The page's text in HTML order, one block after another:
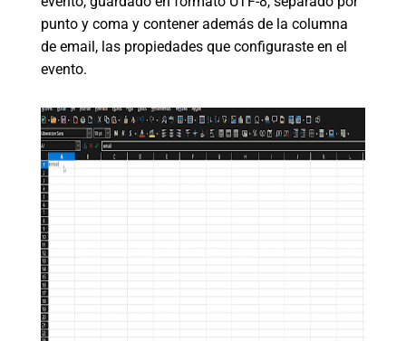
punto y coma y contener además de la columna
de email, las propiedades que configuraste en el
evento.